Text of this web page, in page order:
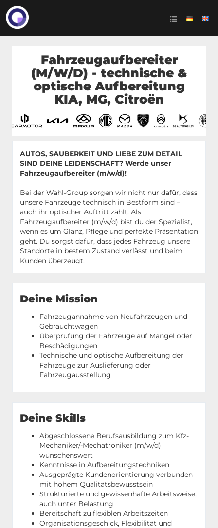
Fahrzeugaufbereiter
(M/W/D) - technische &
optische Aufbereitung
KIA, MG, Citroën
AUTOS, SAUBERKEIT UND LIEBE ZUM DETAIL
SIND DEINE LEIDENSCHAFT? Werde unser
Fahrzeugaufbereiter (m/w/d)!
Bei der Wahl-Group sorgen wir nicht nur dafür, dass
unsere Fahrzeuge technisch in Bestform sind –
auch ihr optischer Auftritt zählt. Als
Fahrzeugaufbereiter (m/w/d) bist du der Spezialist,
wenn es um Glanz, Pflege und perfekte Präsentation
geht. Du sorgst dafür, dass jedes Fahrzeug unsere
Standorte in bestem Zustand verlässt und beim
Kunden überzeugt.
Deine Mission
Fahrzeugannahme von Neufahrzeugen und
Gebrauchtwagen
Überprüfung der Fahrzeuge auf Mängel oder
Beschädigungen
Technische und optische Aufbereitung der
Fahrzeuge zur Auslieferung oder
Fahrzeugausstellung
Deine Skills
Abgeschlossene Berufsausbildung zum Kfz-
Mechaniker/-Mechatroniker (m/w/d)
wünschenswert
Kenntnisse in Aufbereitungstechniken
Ausgeprägte Kundenorientierung verbunden
mit hohem Qualitätsbewusstsein
Strukturierte und gewissenhafte Arbeitsweise,
auch unter Belastung
Bereitschaft zu flexiblen Arbeitszeiten
Organisationsgeschick, Flexibilität und